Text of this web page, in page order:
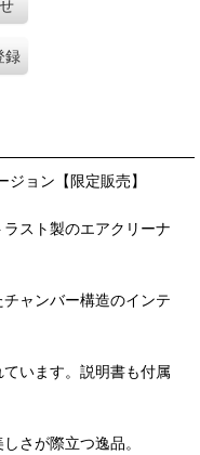
録
ョン【限定販売】
スト製のエアクリーナ
ャンバー構造のインテ
います。説明書も付属
さが際立つ逸品。